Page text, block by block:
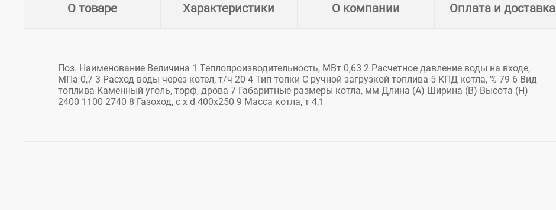
О товаре Характеристики О компании Оплата и доставка
Поз. Наименование Величина 1 Теплопроизводительность, МВт 0,63 2 Расчетное давление воды на входе,
МПа 0,7 3 Расход воды через котел, т/ч 20 4 Тип топки С ручной загрузкой топлива 5 КПД котла, % 79 6 Вид
топлива Каменный уголь, торф, дрова 7 Габаритные размеры котла, мм Длина (А) Ширина (В) Высота (Н)
2400 1100 2740 8 Газоход, c x d 400x250 9 Масса котла, т 4,1